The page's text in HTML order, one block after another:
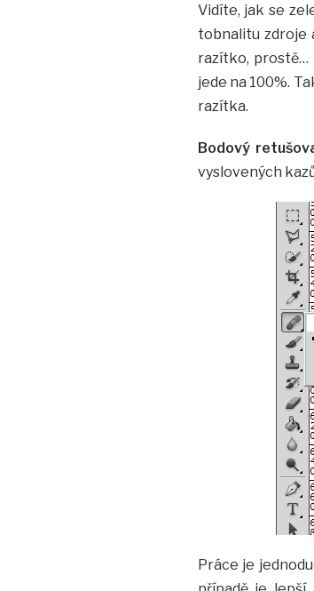
Vidíte, jak se
tobnalitu zdroje
razítko, prostě…
jede na 100%.
razítka.
Bodový
vyslovených
Práce je